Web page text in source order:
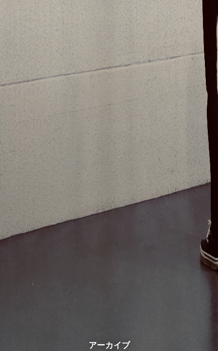
アーカイブ